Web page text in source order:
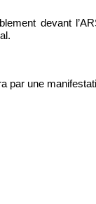
devant
par une